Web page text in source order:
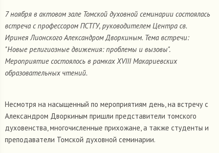
7 ноября в актовом зале Томской духовной семинарии состоялась
встреча с профессором ПСТГУ, руководителем Центра св.
Иринея Лионского Александром Дворкиным. Тема встречи:
"Новые религиозные движения: проблемы и вызовы".
Мероприятие состоялось в рамках XVIII Макариевских
образовательных чтений.
Несмотря на насыщенный по мероприятиям день, на встречу с
Александром Дворкиным пришли представители томского
духовенства, многочисленные прихожане, а также студенты и
преподаватели Томской духовной семинарии.